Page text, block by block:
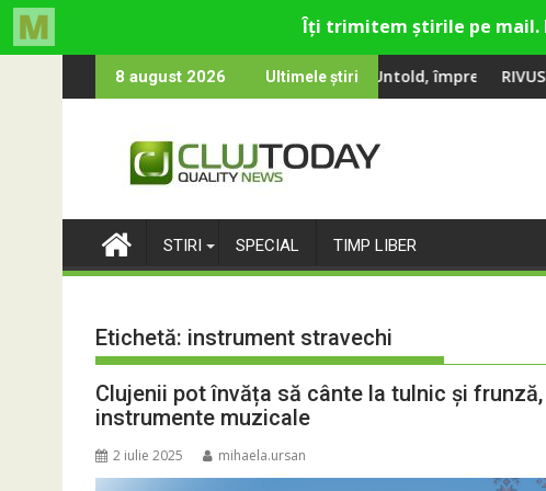
to
8 august 2026 Ultimele știri
și Theo Rose și comercianți români parteneri, în premieră la
de oameni au cântat, la Untold, împreună cu StingRIVUS transformă fosta
STIRI SPECIAL TIMP LIBER
Etichetă: instrument stravechi
Clujenii pot învăța să cânte la tulnic și
instrumente muzicale
2 iulie 2025 mihaela.ursan